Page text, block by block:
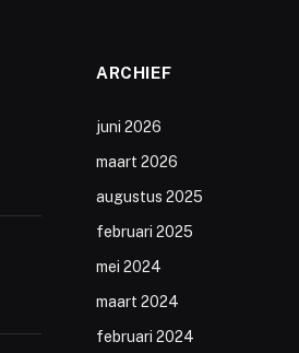
ARCHIEF
juni 2026
maart 2026
augustus 2025
februari 2025
mei 2024
maart 2024
februari 2024